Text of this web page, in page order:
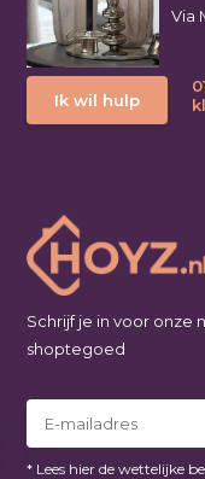
Via
Ik wil hulp
Schrijf je in voor onze
shoptegoed
* Lees hier de wettelijke